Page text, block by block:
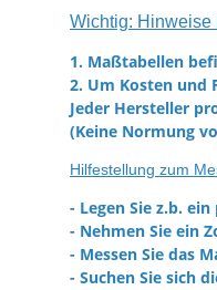
Wichtig: Hinweise
1. Maßtabellen
2. Um Kosten und
Jeder Hersteller
(Keine Normung
Hilfestellung zum
- Legen Sie z.b.
- Nehmen Sie ein
- Messen Sie das
- Suchen Sie sich